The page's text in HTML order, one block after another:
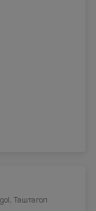
Таштагол